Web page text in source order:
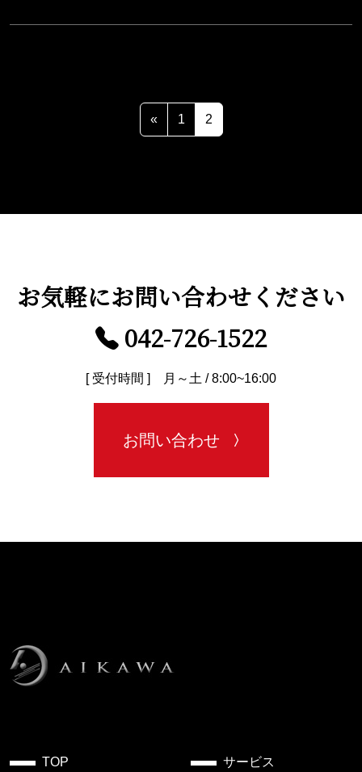
投稿ナビゲーション
« 1 2
お気軽にお問い合わせください
042-726-1522
[ 受付時間 ] 月～土 / 8:00~16:00
お問い合わせ
TOP サービス